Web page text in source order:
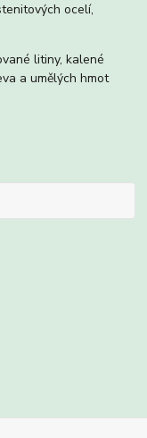
ocelí,
litiny, kalené
a umělých hmot